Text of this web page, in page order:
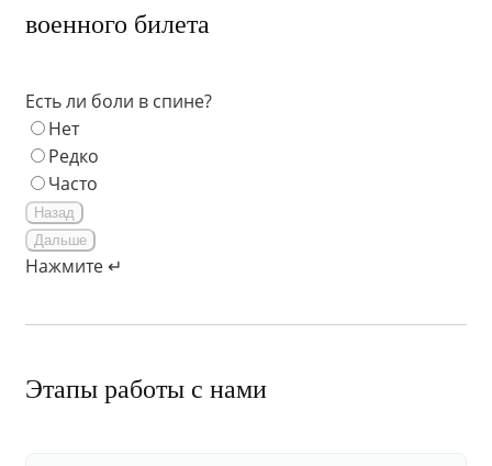
военного билета
Есть ли боли в спине?
Нет
Редко
Часто
Назад
Дальше
Нажмите ↵
Этапы работы с нами